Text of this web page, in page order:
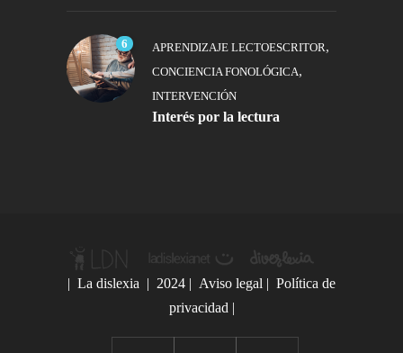
6 APRENDIZAJE LECTOESCRITOR,
CONCIENCIA FONOLÓGICA,
INTERVENCIÓN
Interés por la lectura
| La dislexia | 2024 | Aviso legal | Política de
privacidad |